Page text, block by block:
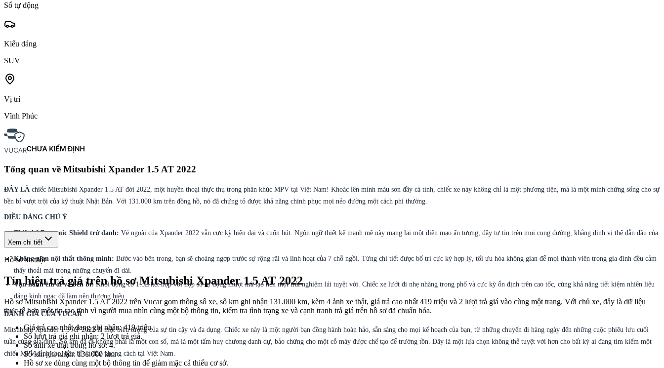
Số tự động
Kiểu dáng
SUV
Vị trí
Vĩnh Phúc
Tổng quan về Mitsubishi Xpander 1.5 AT 2022
ĐÂY LÀ chiếc Mitsubishi Xpander 1.5 AT đời 2022, một huyền thoại thực thụ trong phân khúc MPV tại Việt Nam! Khoác lên mình màu sơn đầy cá tính, chiếc xe này không chỉ là một phương tiện, mà là một minh chứng sống cho sự
bền bỉ vượt trội của kỹ thuật Nhật Bản. Với 131.000 km trên đồng hồ, nó đã chứng tỏ được khả năng chinh phục mọi nẻo đường một cách phi thường.
ĐIỀU ĐÁNG CHÚ Ý
Thiết kế Dynamic Shield trứ danh: Vẻ ngoài của Xpander 2022 vẫn cực kỳ hiện đại và cuốn hút. Ngôn ngữ thiết kế mạnh mẽ này mang lại một diện mạo ấn tượng, đầy tự tin trên mọi cung đường, khẳng định vị thế dẫn đầu của
nó.
Không gian nội thất thông minh: Bước vào bên trong, bạn sẽ choáng ngợp trước sự rộng rãi và linh hoạt của 7 chỗ ngồi. Từng chi tiết được bố trí cực kỳ hợp lý, tối ưu hóa không gian để mọi thành viên trong gia đình đều cảm
thấy thoải mái trong những chuyến đi dài.
Vận hành êm ái và bền bỉ: Khối động cơ 1.5L kết hợp với hộp số tự động mượt mà tạo nên một trải nghiệm lái tuyệt vời. Chiếc xe lướt đi nhẹ nhàng trong phố và cực kỳ ổn định trên cao tốc, cùng khả năng tiết kiệm nhiên liệu
đáng kinh ngạc đã làm nên thương hiệu.
ĐÁNH GIÁ CỦA VUCAR
Mitsubishi Xpander 1.5 AT 2022 là một biểu tượng của sự tin cậy và đa dụng. Chiếc xe này là một người bạn đồng hành hoàn hảo, sẵn sàng cho mọi kế hoạch của bạn, từ những chuyến đi hàng ngày đến những cuộc phiêu lưu cuối
tuần cùng gia đình. Số km đã đi không phải là một con số, mà là một tấm huy chương danh dự, bảo chứng cho một cỗ máy được chế tạo để trường tồn. Đây là một lựa chọn không thể tuyệt vời hơn cho bất kỳ ai đang tìm kiếm một
chiếc MPV đỉnh cao, bền bỉ và đầy phong cách tại Việt Nam.
Xem chi tiết
Hồ sơ xe thật
Tín hiệu trả giá trên hồ sơ Mitsubishi Xpander 1.5 AT 2022
Hồ sơ Mitsubishi Xpander 1.5 AT 2022 trên Vucar gom thông số xe, số km ghi nhận 131.000 km, kèm 4 ảnh xe thật, giá trả cao nhất 419 triệu và 2 lượt trả giá vào cùng một trang. Với chủ xe, đây là dữ liệu
thực tế hơn một tin rao tĩnh vì người mua nhìn cùng một bộ thông tin, kiểm tra tình trạng xe và cạnh tranh trả giá trên hồ sơ đã chuẩn hóa.
Giá trả cao nhất đang ghi nhận: 419 triệu.
Số lượt trả giá ghi nhận: 2 lượt trả giá.
Số ảnh xe thật trong hồ sơ: 4.
Số km ghi nhận: 131.000 km.
Hồ sơ xe dùng cùng một bộ thông tin để giảm mặc cả thiếu cơ sở.